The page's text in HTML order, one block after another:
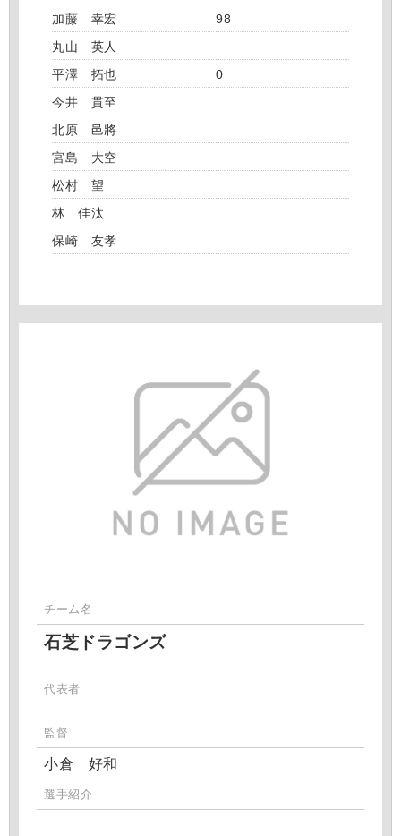
加藤 幸宏
98
丸山 英人
平澤 拓也
0
今井 貫至
北原 邑將
宮島 大空
松村 望
林 佳汰
保崎 友孝
チーム名
石芝ドラゴンズ
代表者
監督
小倉 好和
選手紹介